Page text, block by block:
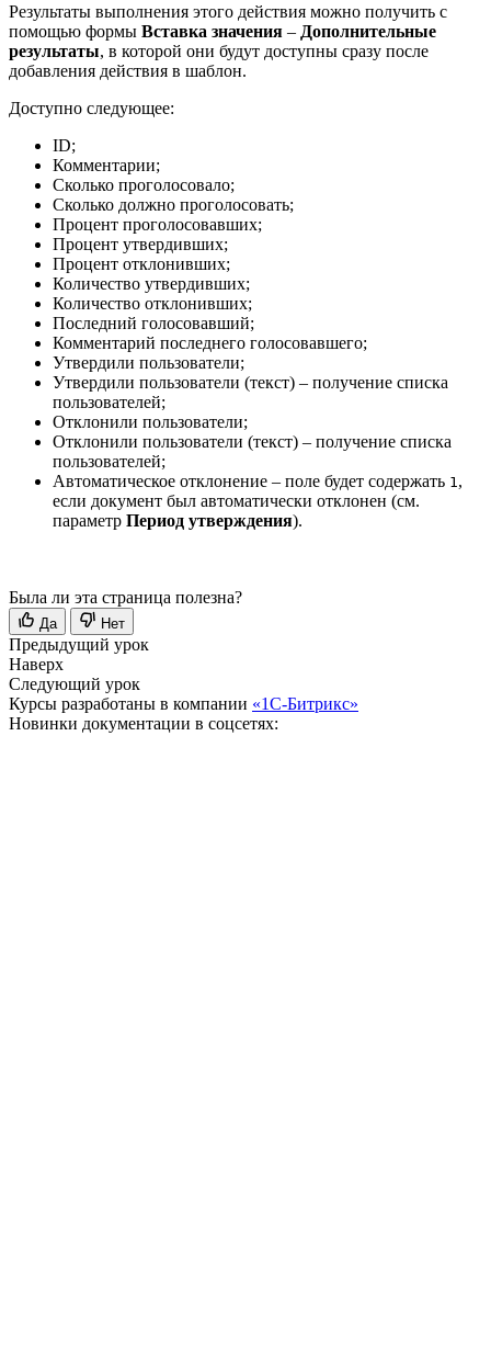
Результаты выполнения этого действия можно получить с
помощью формы Вставка значения – Дополнительные
результаты, в которой они будут доступны сразу после
добавления действия в шаблон.
Доступно следующее:
ID;
Комментарии;
Сколько проголосовало;
Сколько должно проголосовать;
Процент проголосовавших;
Процент утвердивших;
Процент отклонивших;
Количество утвердивших;
Количество отклонивших;
Последний голосовавший;
Комментарий последнего голосовавшего;
Утвердили пользователи;
Утвердили пользователи (текст) – получение списка
пользователей;
Отклонили пользователи;
Отклонили пользователи (текст) – получение списка
пользователей;
Автоматическое отклонение – поле будет содержать 1 ,
если документ был автоматически отклонен (см.
параметр Период утверждения).
Была ли эта страница полезна?
Да Нет
Предыдущий урок
Наверх
Следующий урок
Курсы разработаны в компании «1С-Битрикс»
Новинки документации в соцсетях: